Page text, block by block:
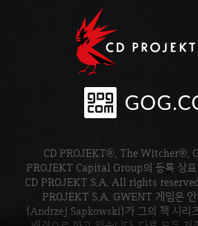
CD PROJEKT®, The Witcher®,
PROJEKT Capital Group의 등록 상
CD PROJEKT S.A. All rights
PROJEKT S.A. GWENT 게임은 안
(Andrzej Sapkowski)가 그의 책 시리